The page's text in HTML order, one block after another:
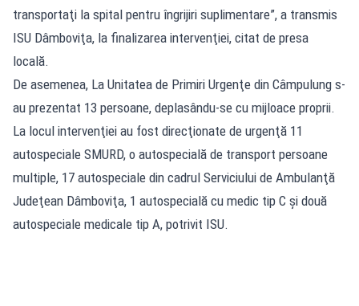
transportaţi la spital pentru îngrijiri suplimentare”, a transmis
ISU Dâmboviţa, la finalizarea intervenţiei, citat de presa
locală.
De asemenea, La Unitatea de Primiri Urgenţe din Câmpulung s-
au prezentat 13 persoane, deplasându-se cu mijloace proprii.
La locul intervenţiei au fost direcţionate de urgenţă 11
autospeciale SMURD, o autospecială de transport persoane
multiple, 17 autospeciale din cadrul Serviciului de Ambulanţă
Judeţean Dâmboviţa, 1 autospecială cu medic tip C şi două
autospeciale medicale tip A, potrivit ISU.